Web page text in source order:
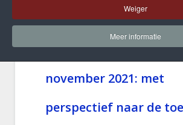
november 2021: met
perspectief naar de
Weiger
Meer informatie